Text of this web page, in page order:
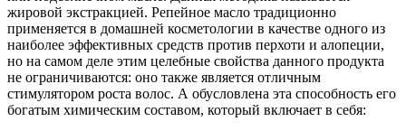
жировой экстракцией. Репейное масло традиционно
применяется в домашней косметологии в качестве одного из
наиболее эффективных средств против перхоти и алопеции,
но на самом деле этим целебные свойства данного продукта
не ограничиваются: оно также является отличным
стимулятором роста волос. А обусловлена эта способность его
богатым химическим составом, который включает в себя: